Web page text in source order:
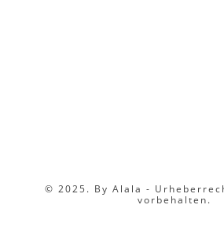
© 2025. By Alala -
vorbehalten.